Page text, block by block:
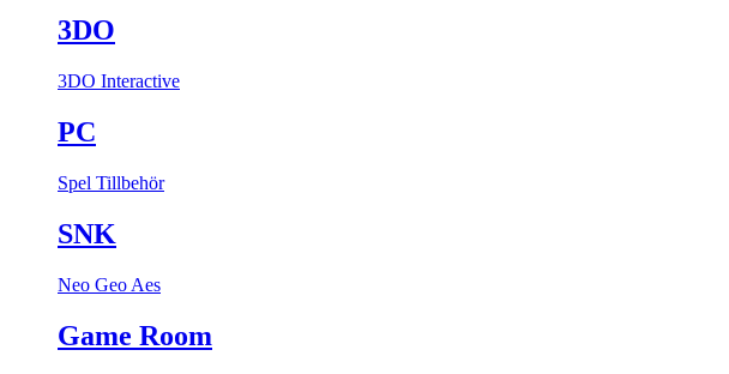
3DO
3DO Interactive
PC
Spel Tillbehör
SNK
Neo Geo Aes
Game Room